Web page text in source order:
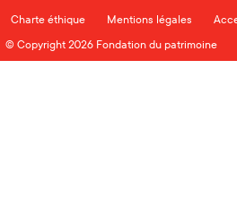
Charte éthique Mentions légales
© Copyright 2026 Fondation du patrimoine